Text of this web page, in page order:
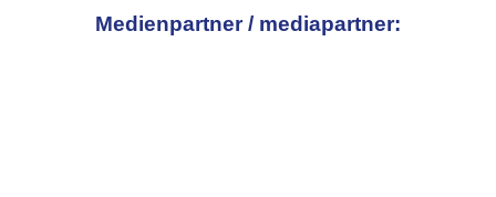
Medienpartner / mediapartner: